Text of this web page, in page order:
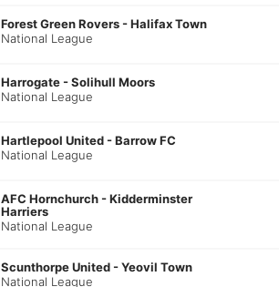
Forest Green Rovers -Halifax Town
National League
Harrogate -Solihull Moors
National League
Hartlepool United -Barrow FC
National League
AFC Hornchurch -Kidderminster
Harriers
National League
Scunthorpe United -Yeovil Town
National League